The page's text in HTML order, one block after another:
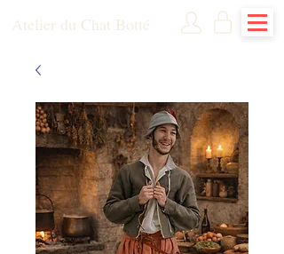
Atelier du Chat Botté